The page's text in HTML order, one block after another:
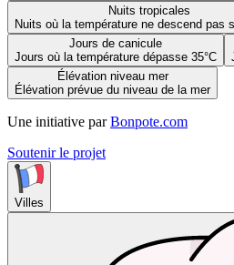
Nuits tropicales
Nuits où la température ne descend pas
Jours de canicule
Jours où la température dépasse 35°C
Élévation niveau mer
Élévation prévue du niveau de la mer
Une initiative par Bonpote.com
Soutenir le projet
Villes